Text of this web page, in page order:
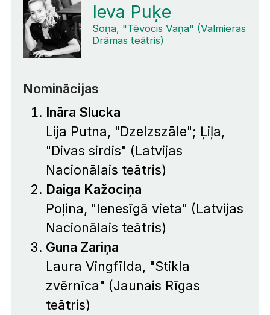
Ieva Puķe
Soņa, "Tēvocis Vaņa" (Valmieras
Drāmas teātris)
Nominācijas
Ināra Slucka
Lija Putna, "Dzelzszāle"; Ļiļa,
"Divas sirdis" (Latvijas
Nacionālais teātris)
Daiga Kažociņa
Poļina, "Ienesīgā vieta" (Latvijas
Nacionālais teātris)
Guna Zariņa
Laura Vingfīlda, "Stikla
zvērnīca" (Jaunais Rīgas
teātris)